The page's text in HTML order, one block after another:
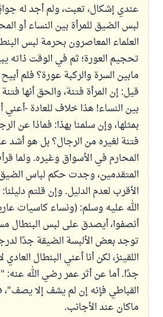
عندي إشكال، تعبت، ولم أجد له
لبس الضيق للمرأة بين النساء أو
العلماء المعاصرون بحرمة لبس
تحجيم العورة؛ ثم في الوقت ذاته
مابين السرة والركبة عورة؟ فلم أبيح
قيل: إن المرأة فتنة، والحق أنها فتنة
بين النساء! هذا خلاف للعادة -أعني
بمثلها، وإن سلمنا بهذا: فماذا عن
فتنة لغيره من الرجال؟ بل هو أشد
المحارم في الأسواق وغيره. ولما
المتقدمين، وجدت حكم لباس الضيق
الأقرب لعدم الدليل. وإن قلتم
الله عليه وسلم: (ونساء كاسيات
أنصفوا، أيصدق على لبس البنطال
توجد بعض الألبسة الضيقة جدًا لدرجة
اللقينز، لكن أنا أعني البنطال العادي
جدًا. أما عن أثر عمر رضي الله عنه: "
القباطي فإنه إن لم يشف إلا يصف"،
ماكان عند الأجانب.